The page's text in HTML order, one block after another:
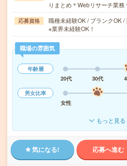
りまとめ＊Webリサーチ業
応募資格
職種未経験OK / ブランクOK /
※業界未経験OK！
職場の雰囲気
年齢層
20代
30代
男女比率
女性
もっと見る
気になる! 応募へ進む